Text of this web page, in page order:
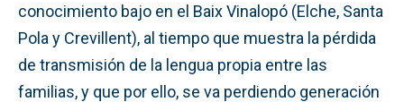
conocimiento bajo en el Baix Vinalopó (Elche, Santa
Pola y Crevillent), al tiempo que muestra la pérdida
de transmisión de la lengua propia entre las
familias, y que por ello, se va perdiendo generación